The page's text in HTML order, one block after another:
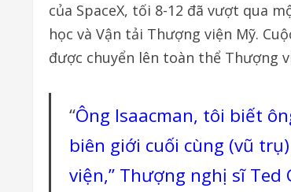
của SpaceX, tối 8-12 đã vượt qua
học và Vận tải Thượng viện Mỹ.
được chuyển lên toàn thể Thượng
“Ông Isaacman, tôi biết
biên giới cuối cùng (vũ
viện,” Thượng nghị sĩ Ted